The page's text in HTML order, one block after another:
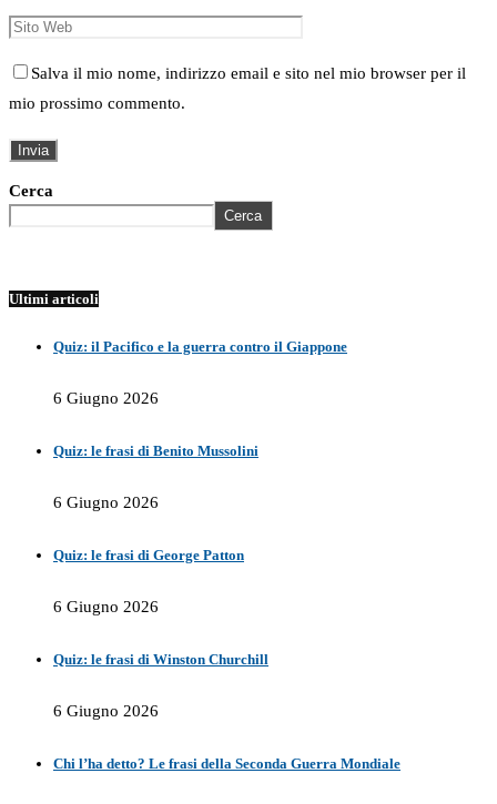
Salva il mio nome, indirizzo email e sito nel mio browser per il
mio prossimo commento.
Cerca
Cerca
Ultimi articoli
Quiz: il Pacifico e la guerra contro il Giappone
6 Giugno 2026
Quiz: le frasi di Benito Mussolini
6 Giugno 2026
Quiz: le frasi di George Patton
6 Giugno 2026
Quiz: le frasi di Winston Churchill
6 Giugno 2026
Chi l’ha detto? Le frasi della Seconda Guerra Mondiale